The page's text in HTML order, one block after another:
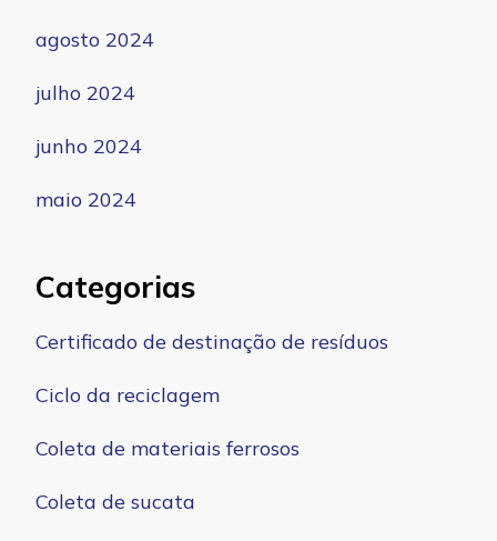
agosto 2024
julho 2024
junho 2024
maio 2024
Categorias
Certificado de destinação de resíduos
Ciclo da reciclagem
Coleta de materiais ferrosos
Coleta de sucata